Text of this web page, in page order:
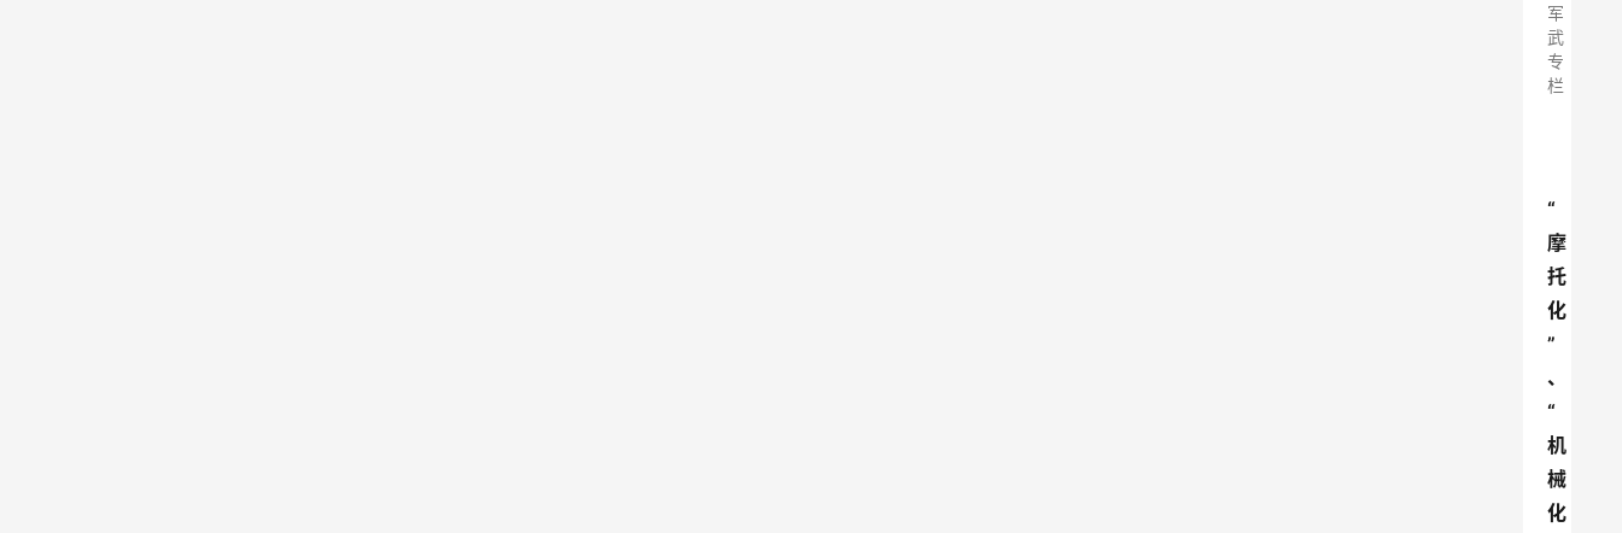
军
武
专
栏
“
摩
托
化
”
、
“
机
械
化